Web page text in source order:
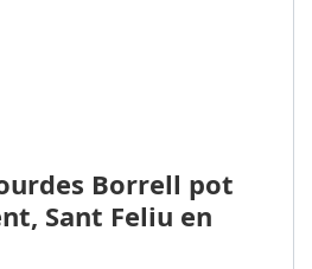
Borrell pot
Sant Feliu en